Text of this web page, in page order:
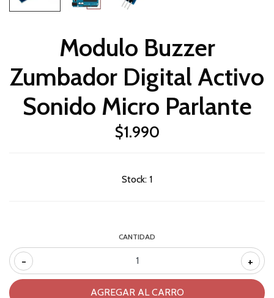
Modulo Buzzer
Zumbador Digital Activo
Sonido Micro Parlante
$1.990
Stock: 1
CANTIDAD
- +